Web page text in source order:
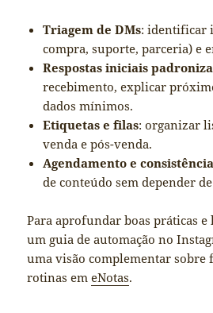
Triagem de DMs: identificar
compra, suporte, parceria) e
Respostas iniciais
recebimento, explicar
dados mínimos.
Etiquetas e filas: organizar
venda e pós-venda.
Agendamento e consistência
de conteúdo sem depender
Para aprofundar boas práticas
um guia de automação no
uma visão complementar sobre
rotinas emeNotas.